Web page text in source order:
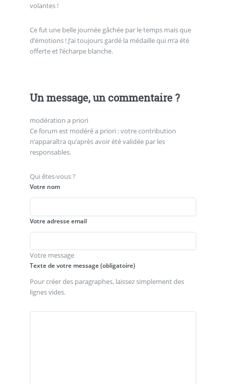
volantes !
Ce fut une belle journée gâchée par le temps mais que
d’émotions ! J’ai toujours gardé la médaille qui m’a été
offerte et l’écharpe blanche.
Un message, un commentaire ?
modération a priori
Ce forum est modéré a priori : votre contribution
n’apparaîtra qu’après avoir été validée par les
responsables.
Qui êtes-vous ?
Votre nom
Votre adresse email
Votre message
Texte de votre message (obligatoire)
Pour créer des paragraphes, laissez simplement des
lignes vides.